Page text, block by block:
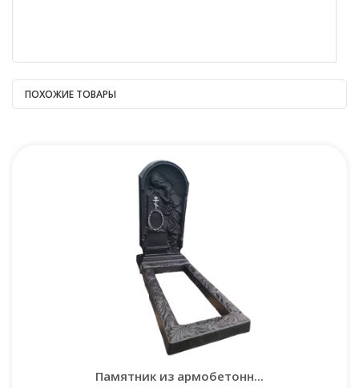
ПОХОЖИЕ ТОВАРЫ
Памятник из армобетонн...